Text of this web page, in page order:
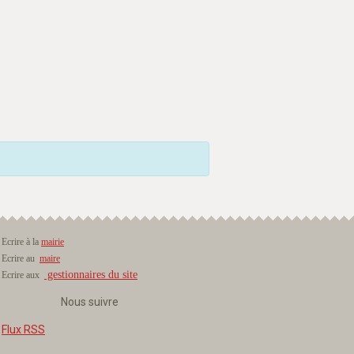
Ecrire à la mairie
Ecrire au maire
Ecrire aux
gestionnaires du site
Nous suivre
Flux RSS